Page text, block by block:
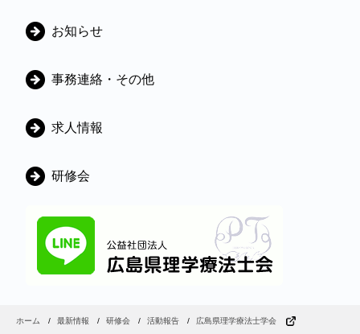
カ
ゴ
ー
お知らせ
事務連絡・その他
求人情報
研修会
ホーム 最新情報 研修会 活動報告 広島県理学療法士学会